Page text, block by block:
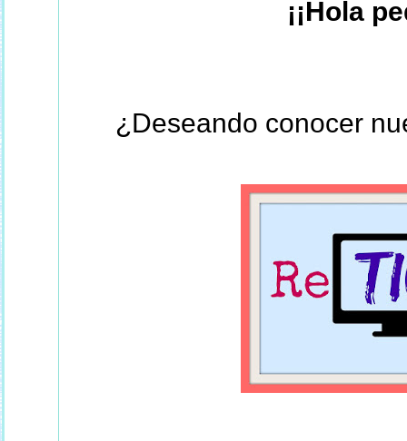
¡¡Hola
¿Deseando conocer